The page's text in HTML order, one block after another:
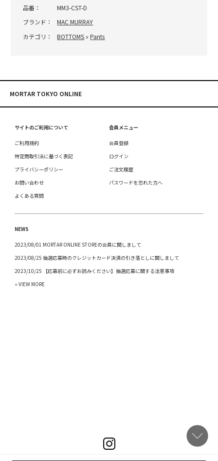
品番：
MM3-CST-D
ブランド：
MAC MURRAY
カテゴリ：
BOTTOMS »Pants
MORTAR TOKYO ONLINE
サイトのご利用について
ご利用規約
特定商取引法に基づく表記
プライバシーポリシー
お問い合わせ
よくある質問
会員メニュー
会員登録
ログイン
ご注文履歴
パスワードを忘れた方へ
NEWS
2023/08/01 MORTAR ONLINE STOREの会員に関しまして
2023/08/25 抽選応募時のクレジットカード決済の引き落としに関しまして
2023/10/25 【応募前に必ずお読みください】抽選応募に関する注意事項
» VIEW MORE